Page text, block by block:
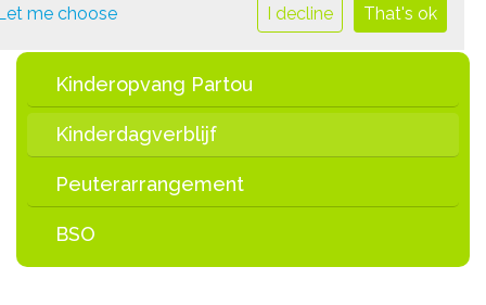
Kinderopvang Partou
Kinderdagverblijf
Peuterarrangement
BSO
me choose I decline That's ok